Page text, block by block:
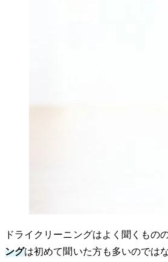
ドライクリーニングはよく聞くもの
ングは初めて聞いた方も多いのでは